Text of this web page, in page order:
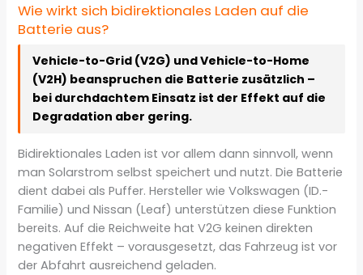
Wie wirkt sich bidirektionales Laden auf die
Batterie aus?
Vehicle-to-Grid (V2G) und Vehicle-to-Home
(V2H) beanspruchen die Batterie zusätzlich –
bei durchdachtem Einsatz ist der Effekt auf die
Degradation aber gering.
Bidirektionales Laden ist vor allem dann sinnvoll, wenn
man Solarstrom selbst speichert und nutzt. Die Batterie
dient dabei als Puffer. Hersteller wie Volkswagen (ID.-
Familie) und Nissan (Leaf) unterstützen diese Funktion
bereits. Auf die Reichweite hat V2G keinen direkten
negativen Effekt – vorausgesetzt, das Fahrzeug ist vor
der Abfahrt ausreichend geladen.